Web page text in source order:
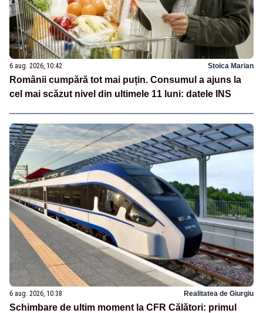
6 aug. 2026, 10:42 Stoica Marian
Românii cumpără tot mai puțin. Consumul a ajuns la
cel mai scăzut nivel din ultimele 11 luni: datele INS
6 aug. 2026, 10:38 Realitatea de Giurgiu
Schimbare de ultim moment la CFR Călători: primul